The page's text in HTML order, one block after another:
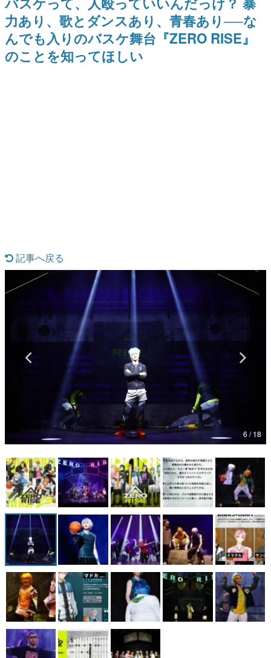
名作ゲームクリエイターの方々に製作時のエピソードをお
聞きし、ヒットする企画（ゲーム）とは何か？を探ってい
きます。
赫本
この物語を解いてはいけない。『赫本』は、〈試験問題〉
なんでゲームは面白い？
ゲーム開発者・hamatsu氏がゲームの魅力を画面や操作の
具体的な形から解き明かしていく、硬派で骨太な評論連載
です。
ゲームが変えた日本語
「経験値」「裏技」「ラスボス」… ゲームにまつわる言葉
の起源や用法の変遷を、コンピューター文化史研究家・タ
イニーP氏が徹底調査。
カテゴリ
マンガ
女性向け
アプリレビュー
その他
電ファミニコゲーマーとは？
運営：株式会社マレ
月10日まで
力あり、歌とダンスあり、青春あり──な
んでも入りのバスケ舞台『ZERO RISE』
のことを知ってほしい
記事へ戻る
6 / 18